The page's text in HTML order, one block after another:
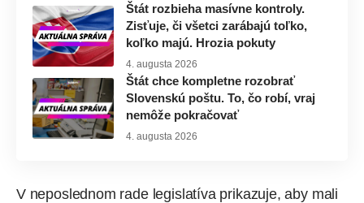
Štát rozbieha masívne kontroly.
Zisťuje, či všetci zarábajú toľko,
koľko majú. Hrozia pokuty
4. augusta 2026
Štát chce kompletne rozobrať
Slovenskú poštu. To, čo robí, vraj
nemôže pokračovať
4. augusta 2026
V neposlednom rade legislatíva prikazuje, aby mali